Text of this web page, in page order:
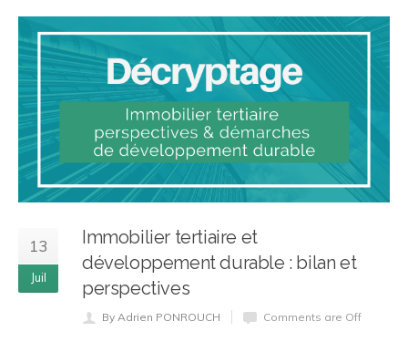
13
Juil
Immobilier tertiaire et
développement durable : bilan et
perspectives
By Adrien PONROUCH Comments are Off